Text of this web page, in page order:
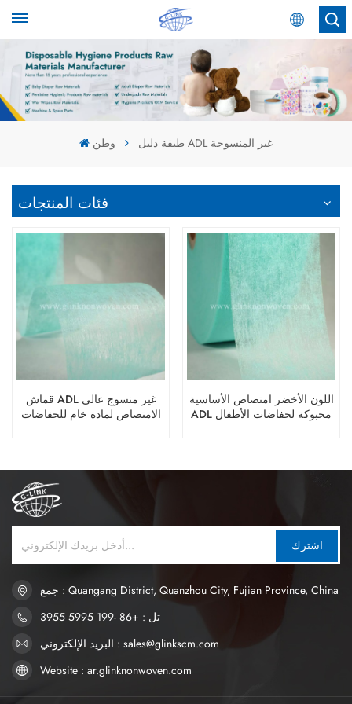
عربي
English
وطن طبقة دليل ADL غير المنسوجة
فئات المنتجات
قماش ADL غير منسوج عالي
الامتصاص لمادة خام للحفاضات
اللون الأخضر امتصاص الأساسية
ADL محبوكة لحفاضات الأطفال
اشترك
جمع : Quangang District, Quanzhou City, Fujian Province, China
تل : +86 -199 5995 3955
البريد الإلكتروني : sales@glinkscm.com
Website : ar.glinknonwoven.com